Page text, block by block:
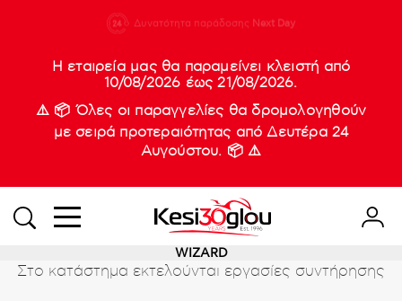
933
Δυνατότητα παράδοσης Next Day
Νέες
Η εταιρεία μας θα παραμείνει κλειστή από
10/08/2026 έως 21/08/2026.
⚠️ 📦 Όλες οι παραγγελίες θα δρομολογηθούν
με σειρά προτεραιότητας από Δευτέρα 24
Αυγούστου. 📦 ⚠️
WIZARD
Στο κατάστημα εκτελούνται εργασίες συντήρησης